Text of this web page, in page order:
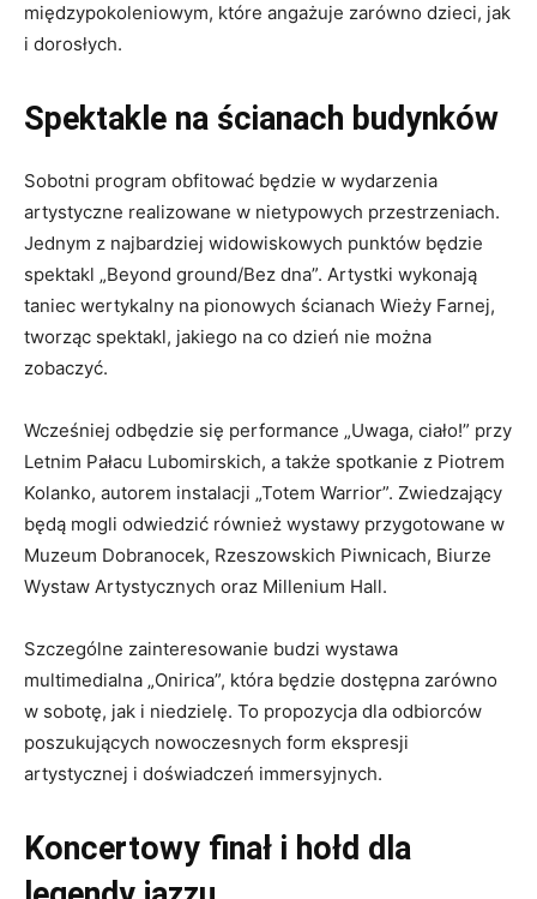
międzypokoleniowym, które angażuje zarówno dzieci, jak
i dorosłych.
Spektakle na ścianach budynków
Sobotni program obfitować będzie w wydarzenia
artystyczne realizowane w nietypowych przestrzeniach.
Jednym z najbardziej widowiskowych punktów będzie
spektakl „Beyond ground/Bez dna”. Artystki wykonają
taniec wertykalny na pionowych ścianach Wieży Farnej,
tworząc spektakl, jakiego na co dzień nie można
zobaczyć.
Wcześniej odbędzie się performance „Uwaga, ciało!” przy
Letnim Pałacu Lubomirskich, a także spotkanie z Piotrem
Kolanko, autorem instalacji „Totem Warrior”. Zwiedzający
będą mogli odwiedzić również wystawy przygotowane w
Muzeum Dobranocek, Rzeszowskich Piwnicach, Biurze
Wystaw Artystycznych oraz Millenium Hall.
Szczególne zainteresowanie budzi wystawa
multimedialna „Onirica”, która będzie dostępna zarówno
w sobotę, jak i niedzielę. To propozycja dla odbiorców
poszukujących nowoczesnych form ekspresji
artystycznej i doświadczeń immersyjnych.
Koncertowy finał i hołd dla